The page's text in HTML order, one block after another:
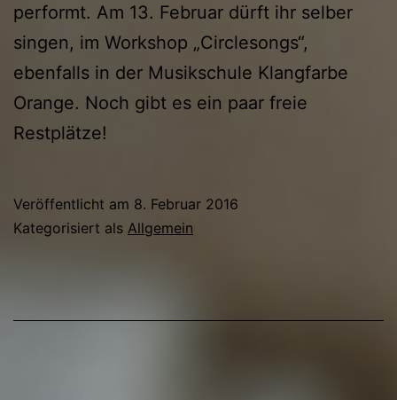
performt. Am 13. Februar dürft ihr selber
singen, im Workshop „Circlesongs“,
ebenfalls in der Musikschule Klangfarbe
Orange. Noch gibt es ein paar freie
Restplätze!
Veröffentlicht am 8. Februar 2016
Kategorisiert als Allgemein